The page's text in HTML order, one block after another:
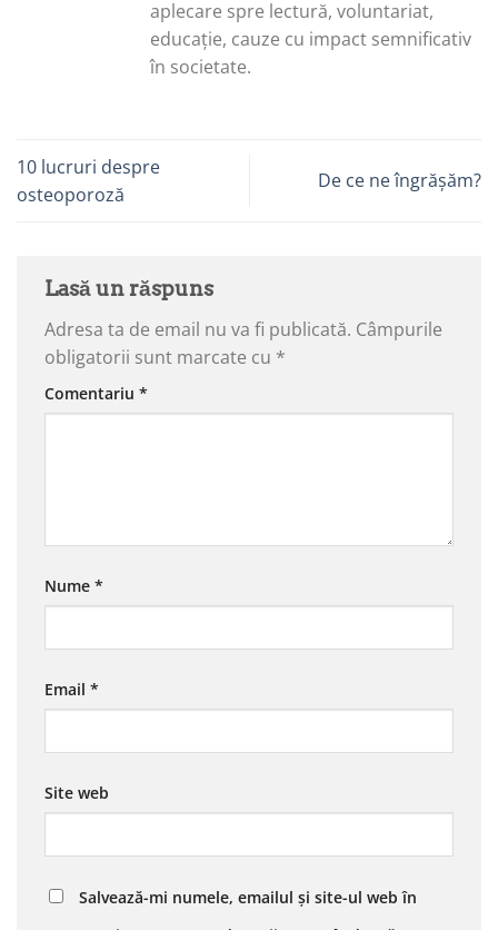
aplecare spre lectură, voluntariat,
educație, cauze cu impact semnificativ
în societate.
10 lucruri despre
osteoporoză
De ce ne îngrășăm?
Lasă un răspuns
Adresa ta de email nu va fi publicată. Câmpurile
obligatorii sunt marcate cu *
Comentariu *
Nume *
Email *
Site web
Salvează-mi numele, emailul și site-ul web în